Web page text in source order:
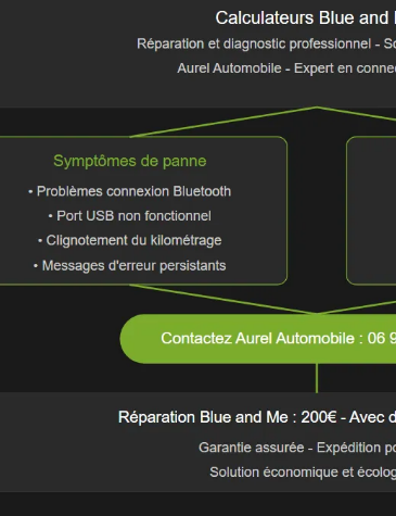
Vous souhaitez lire l’ensemble de
Points clés à retenir
Me
Diagnostic avancé des défauts
Réparation économique et
Intervention sur les systèmes
Services de réparation électronique
Solutions durables couvrant toute la